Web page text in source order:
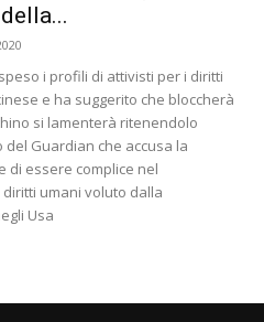
i profili di attivisti per i diritti
e ha suggerito che bloccherà
si lamenterà ritenendolo
del Guardian che accusa la
di essere complice nel
umani voluto dalla
Usa